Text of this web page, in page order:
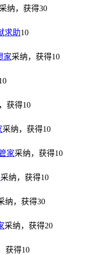
采纳，获得30
求助10
家采纳，获得10
获得10
采纳，获得10
家采纳，获得10
采纳，获得10
纳，获得30
采纳，获得20
获得10